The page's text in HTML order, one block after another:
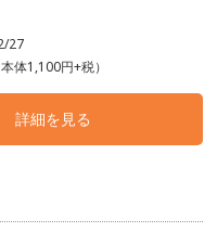
27
体1,100円+税）
詳細を見る